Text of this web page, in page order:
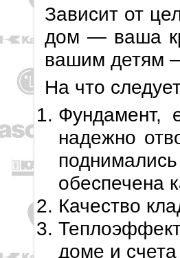
Зависит от
дом — ваша
вашим детям
На что
Фундамент,
надежно
обеспечена
Качество
доме и